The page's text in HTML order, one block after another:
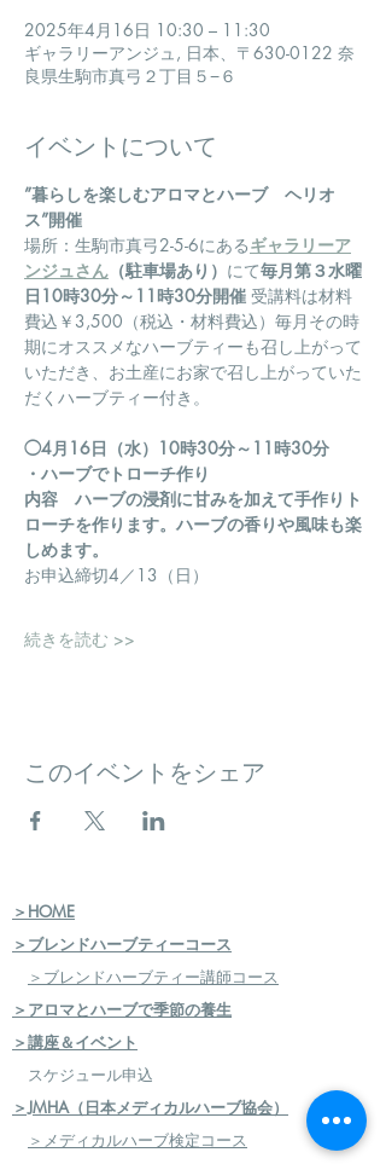
2025年4月16日 10:30 – 11:30
ギャラリーアンジュ, 日本、〒630-0122 奈
良県生駒市真弓２丁目５−６
イベントについて
”暮らしを楽しむアロマとハーブ　ヘリオ
ス”開催
場所：生駒市真弓2-5-6にあるギャラリーア
ンジュさん （駐車場あり） にて毎月第３水曜
日10時30分～11時30分開催 受講料は材料
費込￥3,500（税込・材料費込）毎月その時
期にオススメなハーブティーも召し上がって
いただき、お土産にお家で召し上がっていた
だくハーブティー付き。
◯4月16日（水）10時30分～11時30分
・ハーブでトローチ作り
内容　ハーブの浸剤に甘みを加えて手作りト
ローチを作ります。ハーブの香りや風味も楽
しめます。
お申込締切4／13（日）
続きを読む >>
このイベントをシェア
＞HOME
＞ブレンドハーブティーコース
＞ブレンドハーブティー講師コース
＞アロマとハーブで季節の養生
＞講座＆イベント
スケジュール申込
＞JMHA（日本メディカルハーブ協会）
＞メディカルハーブ検定コース